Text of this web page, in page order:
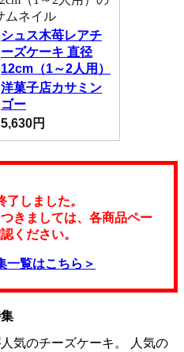
シュス木苺レアチ
ーズケーキ 直径
12cm（1～2人用）
洋菓子店カサミン
ゴー
5,630円
了しました。
きましては、各商品ペー
ください。
一覧はこちら＞
気のチーズケーキ。 人気の